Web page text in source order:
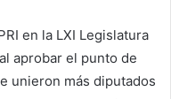
en la LXI Legislatura
aprobar el punto de
unieron más diputados